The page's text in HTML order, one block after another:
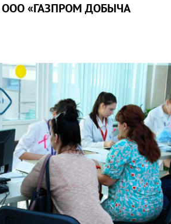
ООО «ГАЗПРОМ ДОБЫЧА
ГОДОМ
ЯКУТИИ